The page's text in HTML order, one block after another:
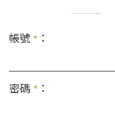
帳號 * ：
密碼 * ：